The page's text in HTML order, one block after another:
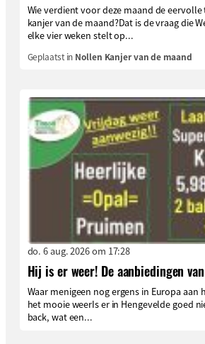
Wie verdient voor deze maand de
kanjer van de maand?Dat is de vraag die
elke vier weken stelt op...
Geplaatst in Nollen Kanjer van de maand
do. 6 aug. 2026 om 17:28
Hij is er weer! De aanbiedingen
Waar menigeen nog ergens in Europa aan
het mooie weerIs er in Hengevelde goed
back, wat een...